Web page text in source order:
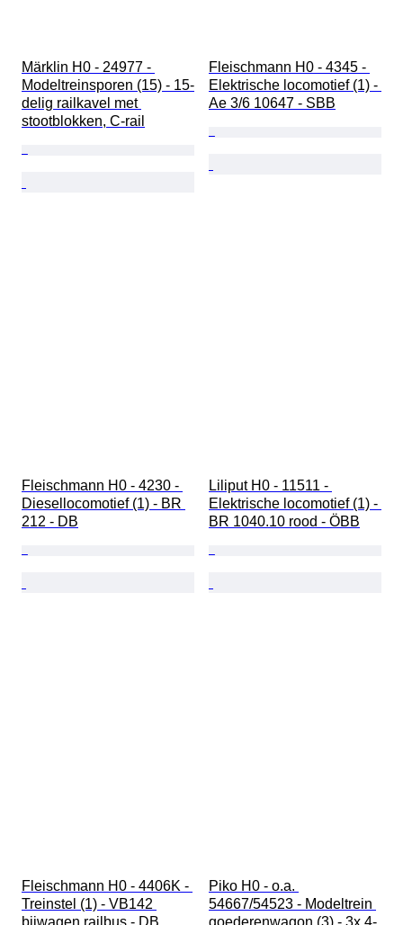
Märklin H0 - 24977 -
Modeltreinsporen (15) - 15-
delig railkavel met
stootblokken, C-rail
Fleischmann H0 - 4345 -
Elektrische locomotief (1) -
Ae 3/6 10647 - SBB
Fleischmann H0 - 4230 -
Diesellocomotief (1) - BR
212 - DB
Liliput H0 - 11511 -
Elektrische locomotief (1) -
BR 1040.10 rood - ÖBB
Fleischmann H0 - 4406K -
Treinstel (1) - VB142
Piko H0 - o.a.
54667/54523 - Modeltrein